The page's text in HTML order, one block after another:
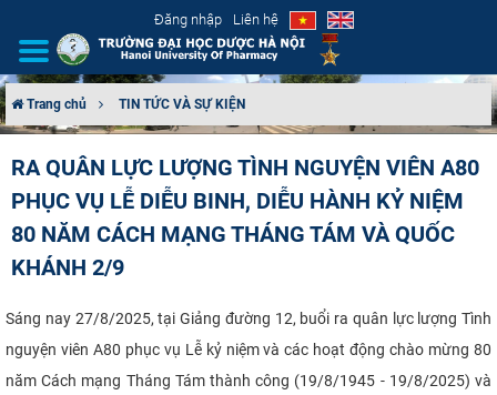
Đăng nhập Liên hệ
CƠ CẤU TỔ CHỨC
TUYỂN SINH
ĐÀO TẠO
ĐẢM BẢO CHẤT LƯỢNG
Trang chủ TIN TỨC VÀ SỰ KIỆN
RA QUÂN LỰC LƯỢNG TÌNH NGUYỆN VIÊN A80
PHỤC VỤ LỄ DIỄU BINH, DIỄU HÀNH KỶ NIỆM
80 NĂM CÁCH MẠNG THÁNG TÁM VÀ QUỐC
KHÁNH 2/9
Sáng nay 27/8/2025, tại Giảng đường 12, buổi ra quân lực lượng Tình
nguyện viên A80 phục vụ Lễ kỷ niệm và các hoạt động chào mừng 80
năm Cách mạng Tháng Tám thành công (19/8/1945 - 19/8/2025) và